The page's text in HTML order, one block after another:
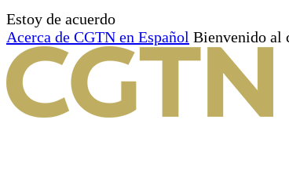
Estoy de acuerdo
Acerca de CGTN en Español Bienvenido al